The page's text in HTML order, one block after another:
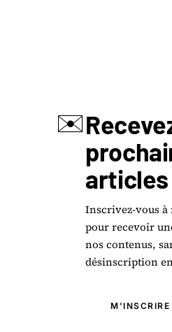
✉️
articles
Inscrivez-vous
pour recevoir
nos contenus,
désinscription